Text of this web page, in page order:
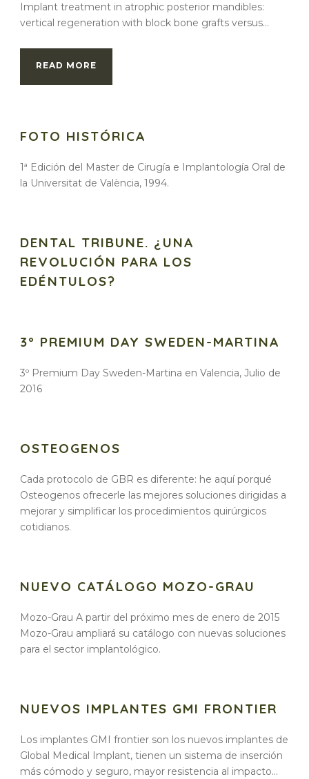
Implant treatment in atrophic posterior mandibles:
vertical regeneration with block bone grafts versus...
READ MORE
FOTO HISTÓRICA
1ª Edición del Master de Cirugía e Implantología Oral de
la Universitat de València, 1994.
DENTAL TRIBUNE. ¿UNA
REVOLUCIÓN PARA LOS
EDÉNTULOS?
3º PREMIUM DAY SWEDEN-MARTINA
3º Premium Day Sweden-Martina en Valencia, Julio de
2016
OSTEOGENOS
Cada protocolo de GBR es diferente: he aquí porqué
Osteogenos ofrecerle las mejores soluciones dirigidas a
mejorar y simplificar los procedimientos quirúrgicos
cotidianos.
NUEVO CATÁLOGO MOZO-GRAU
Mozo-Grau A partir del próximo mes de enero de 2015
Mozo-Grau ampliará su catálogo con nuevas soluciones
para el sector implantológico.
NUEVOS IMPLANTES GMI FRONTIER
Los implantes GMI frontier son los nuevos implantes de
Global Medical Implant, tienen un sistema de inserción
más cómodo y seguro, mayor resistencia al impacto...